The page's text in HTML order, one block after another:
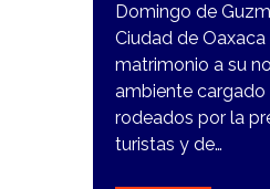
Domingo de
Ciudad de
matrimonio a su
ambiente cargado
rodeados por la
turistas y de…